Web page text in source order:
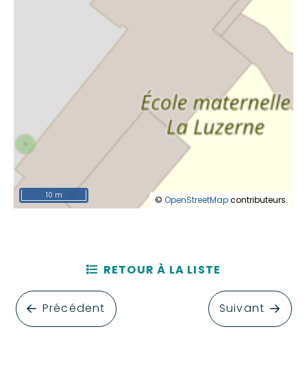
© OpenStreetMapcontributeurs.
10 m
Précédent
RETOUR À LA LISTE
Suivant